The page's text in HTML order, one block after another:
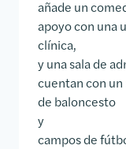
añade un
apoyo con una
clínica,
y una sala de
cuentan con un
de baloncesto
y
campos de